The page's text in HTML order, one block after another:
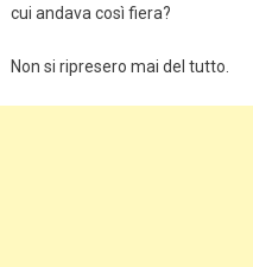
cui andava così fiera?
Non si ripresero mai del tutto.